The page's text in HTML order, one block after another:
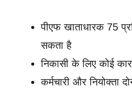
पीएफ खाताधारक 75
सकता है
निकासी के लिए कोई
कर्मचारी और नियोक्ता